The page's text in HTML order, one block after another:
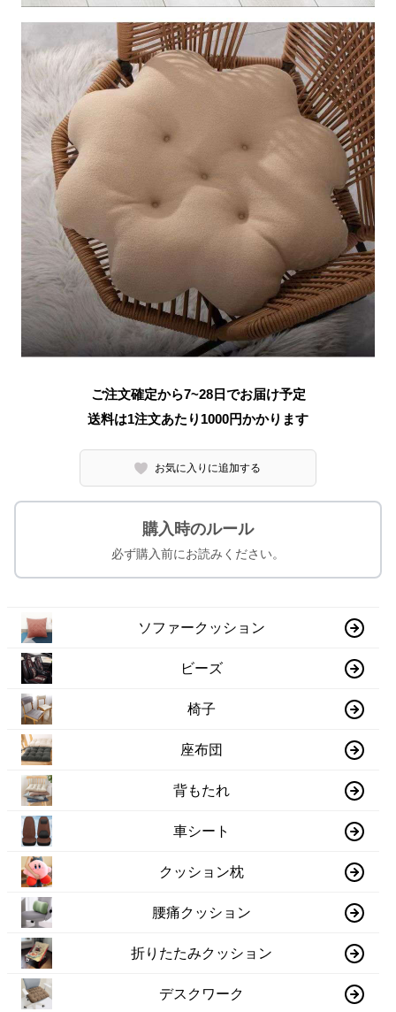
ご注文確定から7~28日でお届け予定
送料は1注文あたり 1000円かかります
お気に入りに追加する
購入時のルール
必ず購入前にお読みください。
ソファークッション
ビーズ
椅子
座布団
背もたれ
車シート
クッション枕
腰痛クッション
折りたたみクッション
デスクワーク